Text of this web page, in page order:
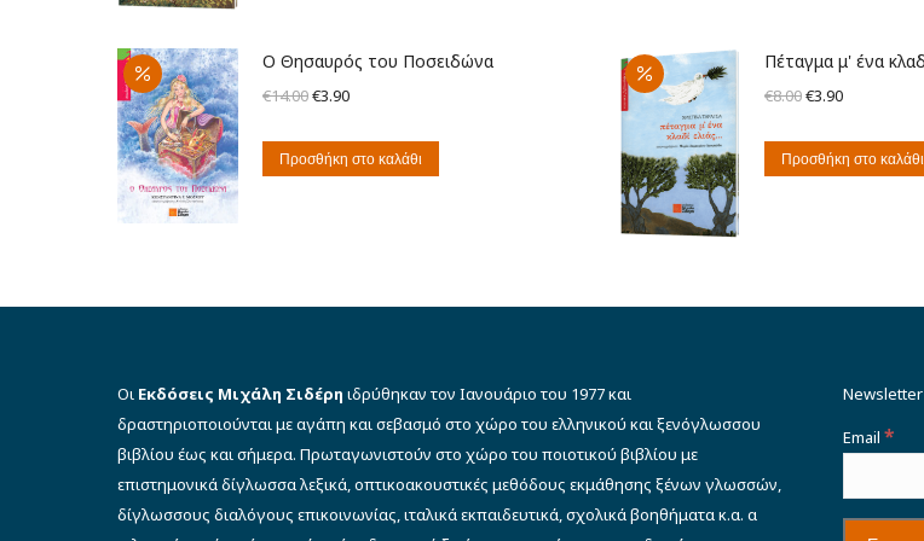
Ο Θησαυρός του Ποσειδώνα
€14.00Original
was:
€3.90Η
τιμή
Προσθήκη στο καλάθι
Πέταγμα μ' ένα
€8.00Original
was:
€3.90Η
τιμή
Προσθήκη στο καλάθι
Οι Εκδόσεις Μιχάλη Σιδέρη ιδρύθηκαν τον Ιανουάριο του 1977 και
δραστηριοποιούνται με αγάπη και σεβασμό στο χώρο του ελληνικού και ξενόγλωσσου
βιβλίου έως και σήμερα. Πρωταγωνιστούν στο χώρο του ποιοτικού βιβλίου με
επιστημονικά δίγλωσσα λεξικά, οπτικοακουστικές μεθόδους εκμάθησης ξένων γλωσσών,
δίγλωσσους διαλόγους επικοινωνίας, ιταλικά εκπαιδευτικά, σχολικά βοηθήματα κ.α. α
Newsletter
Email *